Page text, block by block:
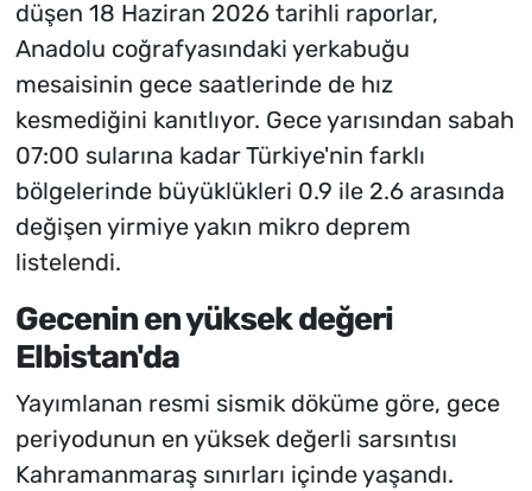
düşen 18 Haziran 2026 tarihli raporlar,
Anadolu coğrafyasındaki yerkabuğu
mesaisinin gece saatlerinde de hız
kesmediğini kanıtlıyor. Gece yarısından sabah
07:00 sularına kadar Türkiye'nin farklı
bölgelerinde büyüklükleri 0.9 ile 2.6 arasında
değişen yirmiye yakın mikro deprem
listelendi.
Gecenin en yüksek değeri
Elbistan'da
Yayımlanan resmi sismik döküme göre, gece
periyodunun en yüksek değerli sarsıntısı
Kahramanmaraş sınırları içinde yaşandı.